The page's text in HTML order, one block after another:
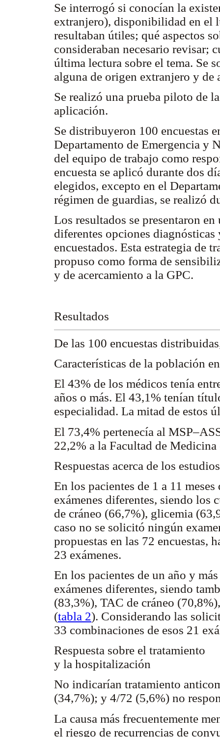
Se interrogó si conocían la
extranjero), disponibilidad en el
resultaban útiles; qué aspectos
consideraban necesario revisar;
última lectura sobre el tema. Se
alguna de origen extranjero y de
Se realizó una prueba piloto de
aplicación.
Se distribuyeron 100 encuestas
Departamento de Emergencia y
del equipo de trabajo como
encuesta se aplicó durante dos
elegidos, excepto en el
régimen de guardias, se realizó
Los resultados se presentaron
diferentes opciones
encuestados. Esta estrategia de
propuso como forma de
y de acercamiento a la GPC.
Resultados
De las 100 encuestas
Características de la población
El 43% de los médicos tenía
años o más. El 43,1% tenían
especialidad. La mitad de estos
El 73,4% pertenecía al
22,2% a la Facultad de
Respuestas acerca de los
En los pacientes de 1 a 11
exámenes diferentes, siendo los
de cráneo (66,7%), glicemia
caso no se solicitó ningún
propuestas en las 72 encuestas,
23 exámenes.
En los pacientes de un año y
exámenes diferentes, siendo
(83,3%), TAC de cráneo
(tabla 2). Considerando las
33 combinaciones de esos 21
Respuesta sobre el tratamiento
y la hospitalización
No indicarían tratamiento
(34,7%); y 4/72 (5,6%) no
La causa más frecuentemente
el riesgo de recurrencias de